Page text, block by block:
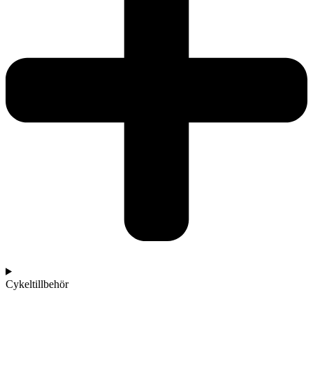
Cykeltillbehör